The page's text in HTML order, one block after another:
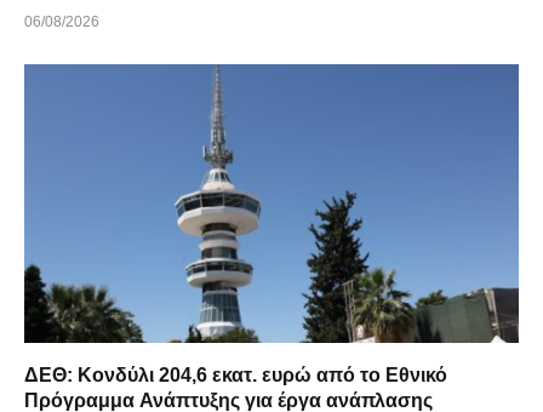
06/08/2026
ΔΕΘ: Κονδύλι 204,6 εκατ. ευρώ από το Εθνικό
Πρόγραμμα Ανάπτυξης για έργα ανάπλασης